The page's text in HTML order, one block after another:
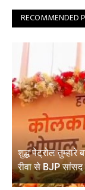
RECOMMENDED
शुद्ध पेट्रोल
रीवा से BJP